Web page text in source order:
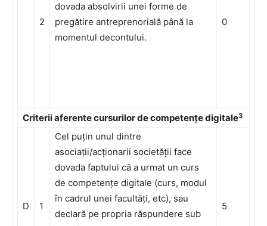
2
dovada absolvirii unei forme de
pregătire antreprenorială până la
momentul decontului.
0
Criterii aferente cursurilor de competențe digitale3
D 1
Cel puțin unul dintre
asociații/acționarii societății face
dovada faptului că a urmat un curs
de competențe digitale (curs, modul
în cadrul unei facultăți, etc), sau
declară pe propria răspundere sub
5